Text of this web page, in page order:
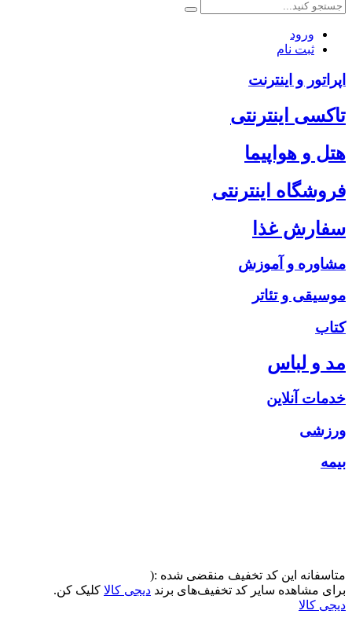
ورود
ثبت نام
اپراتور و اینترنت
تاکسی اینترنتی
هتل و هواپیما
فروشگاه اینترنتی
سفارش غذا
مشاوره و آموزش
موسیقی و تئاتر
کتاب
مد و لباس
خدمات آنلاین
ورزشی
بیمه
متاسفانه این کد تخفیف منقضی شده :(
برای مشاهده سایر کد تخفیف‌های برند دیجی کالا کلیک کن.
دیجی کالا